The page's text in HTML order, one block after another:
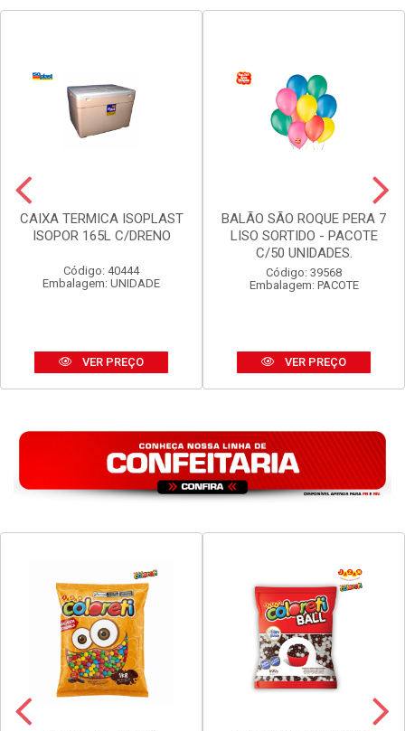
CAIXA TERMICA ISOPLAST
ISOPOR 165L C/DRENO
Código: 40444
Embalagem: UNIDADE
VER PREÇO
BALÃO SÃO ROQUE PERA 7
LISO SORTIDO - PACOTE
C/50 UNIDADES.
Código: 39568
Embalagem: PACOTE
VER PREÇO